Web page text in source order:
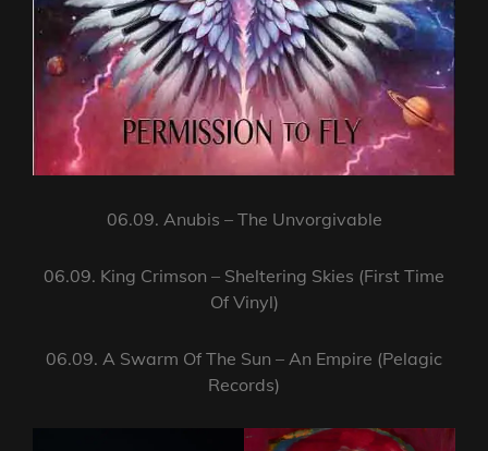
06.09. Anubis – The Unvorgivable
06.09. King Crimson – Sheltering Skies (First Time
Of Vinyl)
06.09. A Swarm Of The Sun – An Empire (Pelagic
Records)